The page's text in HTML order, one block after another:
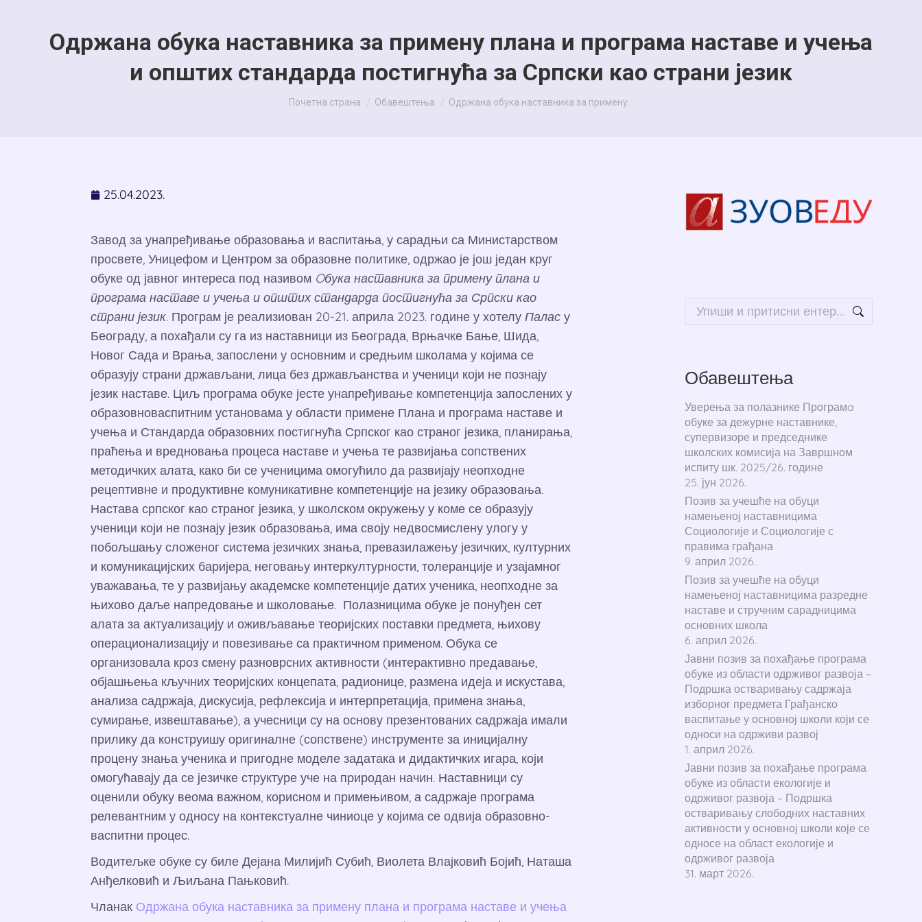
Одржана обука наставника за примену плана и програма наставе и учења
и општих стандарда постигнућа за Српски као страни језик
You are here:
Почетна страна Обавештења Одржана обука наставника за примену…
25.04.2023.
Завод за унапређивање образовања и васпитања, у сарадњи са Министарством
просвете, Уницефом и Центром за образовне политике, одржао је још један круг
обуке од јавног интереса под називом Oбука наставника за примену плана и
програма наставе и учења и општих стандарда постигнућа за Српски као
страни језик. Програм је реализиован 20-21. априла 2023. године у хотелу Палас у
Београду, а похађали су га из наставници из Београда, Врњачке Бање, Шида,
Новог Сада и Врања, запослени у основним и средњим школама у којима се
образују страни држављани, лица без држављанства и ученици који не познају
језик наставе. Циљ програма обуке јесте унапређивање компетенција запослених у
образовноваспитним установама у области примене Плана и програма наставе и
учења и Стандарда образовних постигнућа Српског као страног језика, планирања,
праћења и вредновања процеса наставе и учења те развијања сопствених
методичких алата, како би се ученицима омогућило да развијају неопходне
рецептивне и продуктивне комуникативне компетенције на језику образовања.
Настава српског као страног језика, у школском окружењу у коме се образују
ученици који не познају језик образовања, има своју недвосмислену улогу у
побољшању сложеног система језичких знања, превазилажењу језичких, културних
и комуникацијских баријера, неговању интеркултурности, толеранције и узајамног
уважавања, те у развијању академске компетенције датих ученика, неопходне за
њихово даље напредовање и школовање. Полазницима обуке је понуђен сет
алата за актуализацију и оживљавање теоријских поставки предмета, њихову
операционализацију и повезивање са практичном применом. Обука се
организовала кроз смену разноврсних активности (интерактивно предавање,
објашњења кључних теоријских концепата, радионице, размена идеја и искустава,
анализа садржаја, дискусија, рефлексија и интерпретација, примена знања,
сумирање, извештавање), а учесници су на основу презентованих садржаја имали
прилику да конструишу оригиналне (сопствене) инструменте за иницијалну
процену знања ученика и пригодне моделе задатака и дидактичких игара, који
омогућавају да се језичке структуре уче на природан начин. Наставници су
оценили обуку веома важном, корисном и примењивом, а садржаје програма
релевантним у односу на контекстуалне чиниоце у којима се одвија образовно-
васпитни процес.
Водитељке обуке су биле Дејана Милијић Субић, Виолета Влајковић Бојић, Наташа
Анђелковић и Љиљана Пањковић.
Чланак Одржана обука наставника за примену плана и програма наставе и учења
Обавештења
Уверења за полазнике Програмa
обуке за дежурне наставнике,
супервизоре и председнике
школских комисија на Завршном
испиту шк. 2025/26. године
25. јун 2026.
Позив за учешће на обуци
намењеној наставницима
Социологије и Социологије с
правима грађана
9. април 2026.
Позив за учешће на обуци
намењеној наставницима разредне
наставе и стручним сарадницима
основних школа
6. април 2026.
Јавни позив за похађање програма
обуке из области одрживог развоја –
Подршка остваривању садржаја
изборног предмета Грађанско
васпитање у основној школи који се
односи на одрживи развој
1. април 2026.
Јавни позив за похађање програма
обуке из области екологије и
одрживог развоја – Подршка
остваривању слободних наставних
активности у основној школи које се
односе на област екологије и
одрживог развоја
31. март 2026.